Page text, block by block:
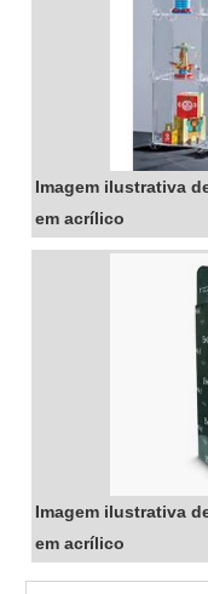
mais. Se você
e de qualidade, a
Imagem ilustrativa
em acrílico
Imagem ilustrativa
em acrílico